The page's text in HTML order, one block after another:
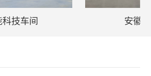
安徽亳芜汽车产